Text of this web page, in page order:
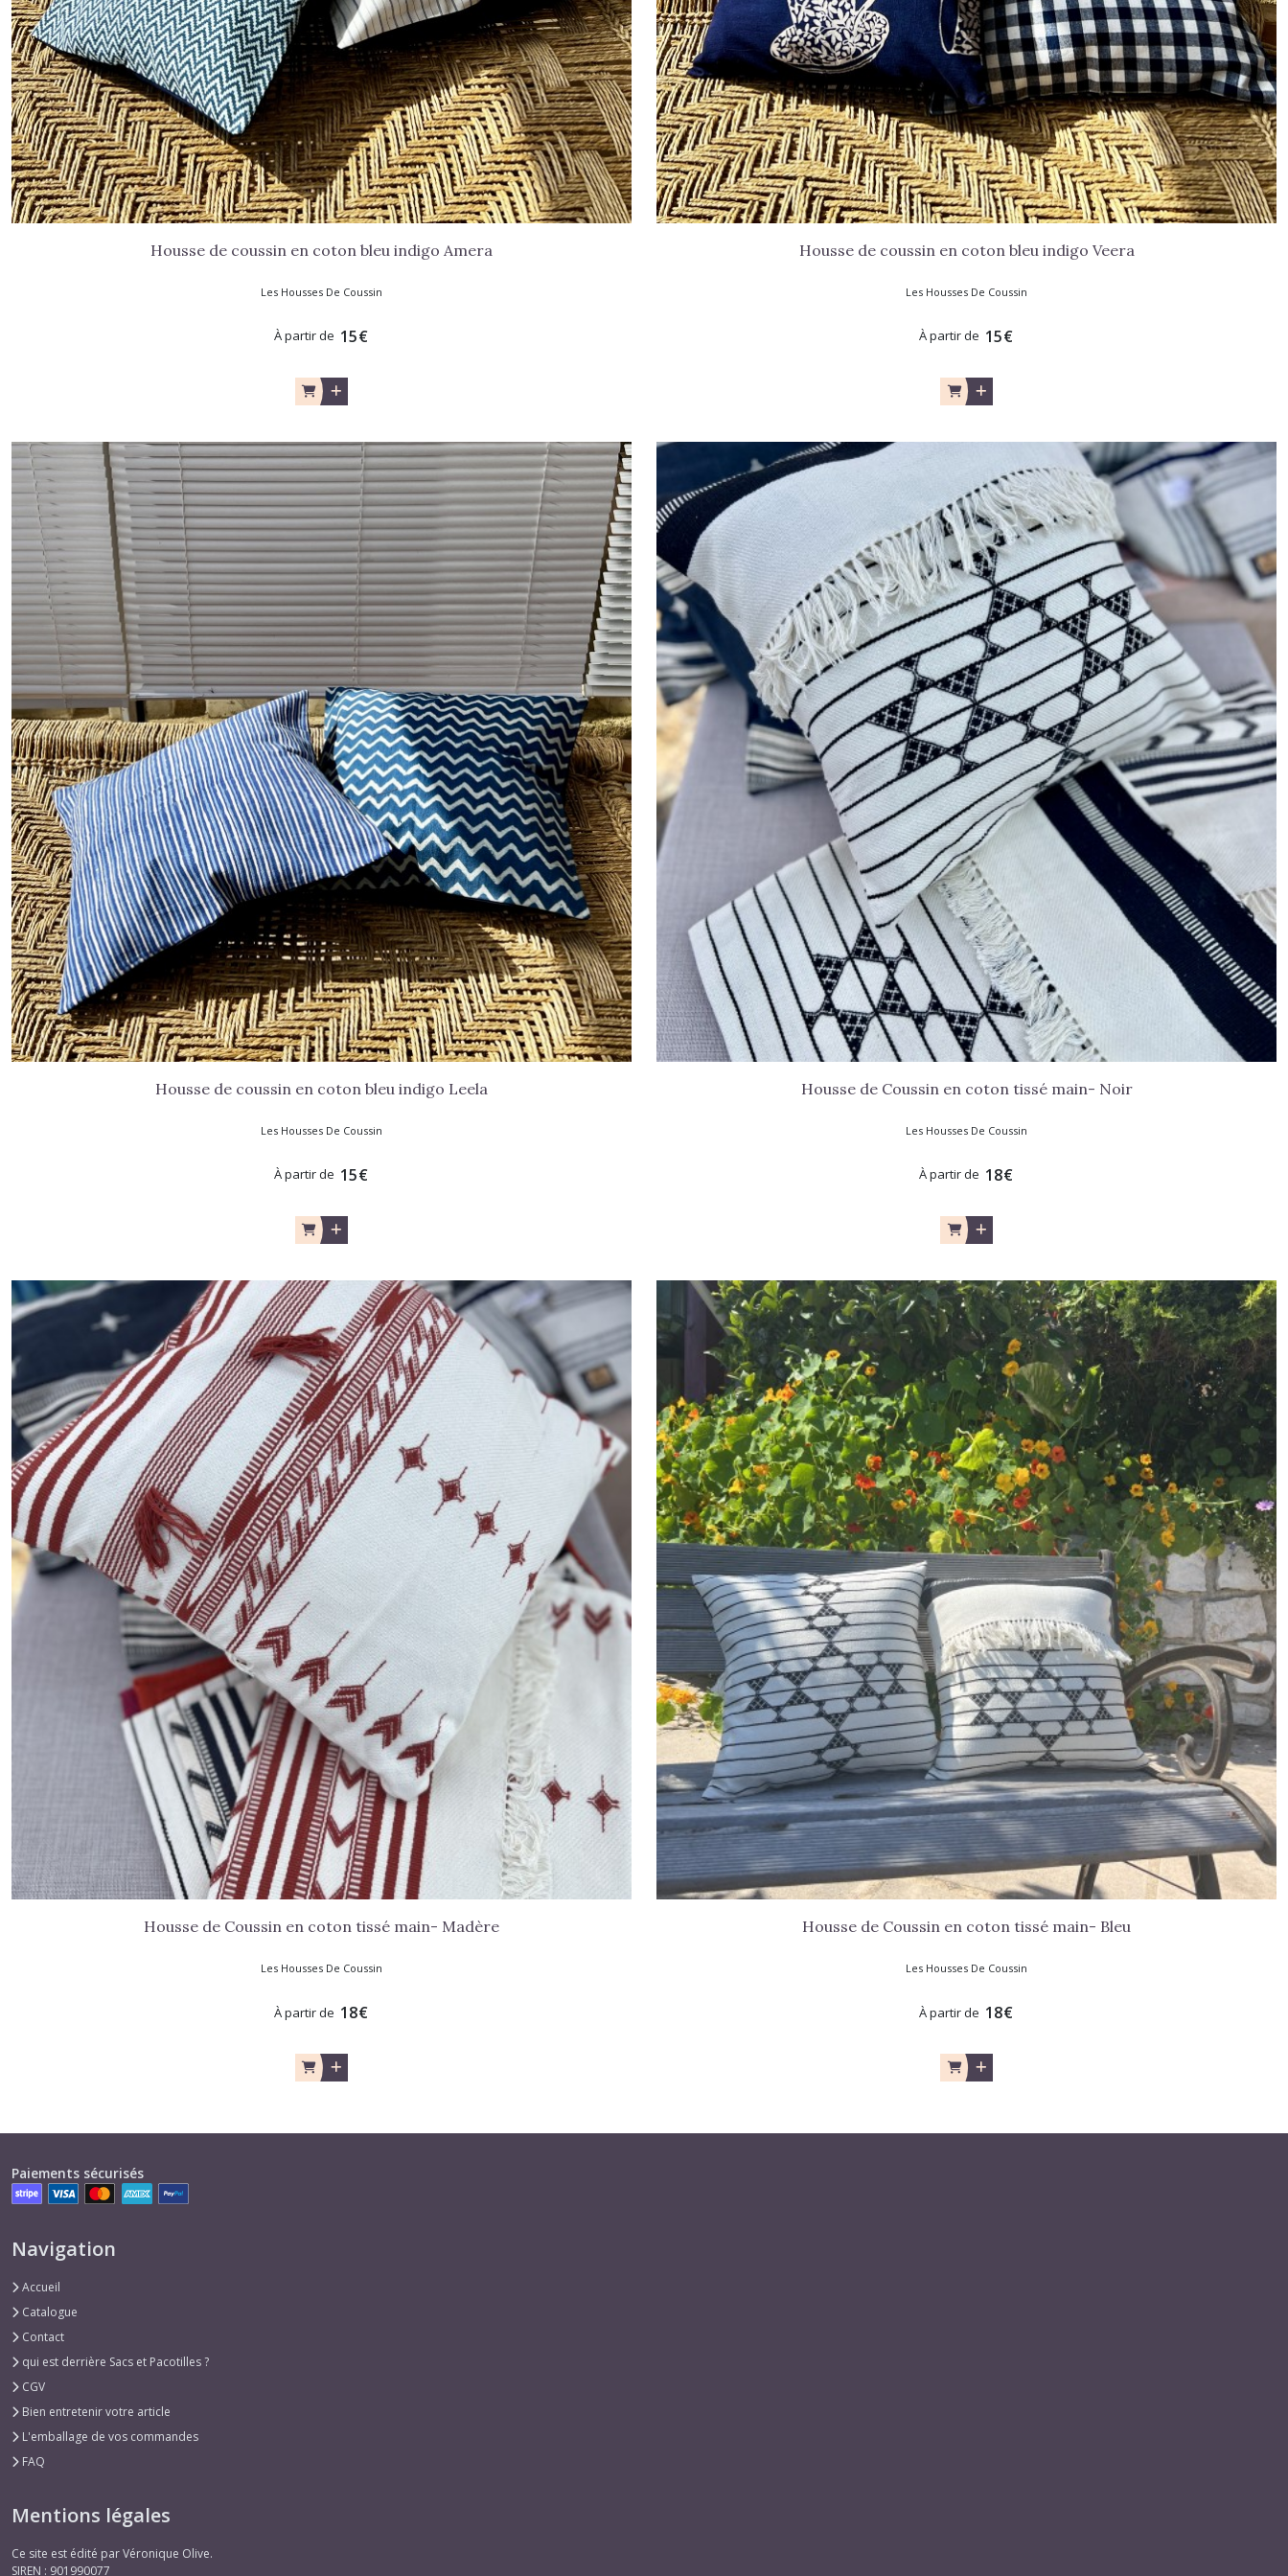
Housse de coussin en coton bleu indigo Amera
Les Housses De Coussin
À partir de 15€
Housse de coussin en coton bleu indigo Veera
Les Housses De Coussin
À partir de 15€
Housse de coussin en coton bleu indigo Leela
Les Housses De Coussin
À partir de 15€
Housse de Coussin en coton tissé main- Noir
Les Housses De Coussin
À partir de 18€
Housse de Coussin en coton tissé main- Madère
Les Housses De Coussin
À partir de 18€
Housse de Coussin en coton tissé main- Bleu
Les Housses De Coussin
À partir de 18€
Paiements sécurisés
Navigation
Accueil
Catalogue
Contact
qui est derrière Sacs et Pacotilles ?
CGV
Bien entretenir votre article
L'emballage de vos commandes
FAQ
Mentions légales
Ce site est édité par Véronique Olive.
SIREN : 901990077